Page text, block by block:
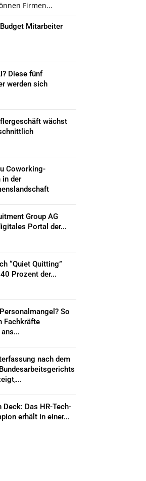
Firmen...
Mitarbeiter
Diese fünf
werden sich
wächst
Coworking-
in der
Group AG
Portal der...
“Quiet Quitting”
Prozent der...
So
Fachkräfte
nach dem
Deck: Das HR-Tech-
erhält in einer...